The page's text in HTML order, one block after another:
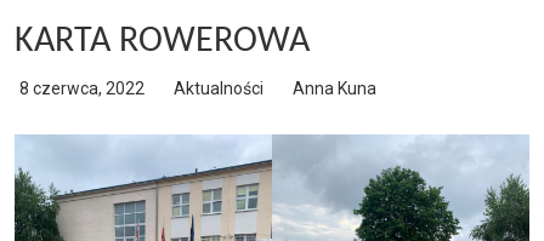
KARTA ROWEROWA
8 czerwca, 2022 Aktualności Anna Kuna